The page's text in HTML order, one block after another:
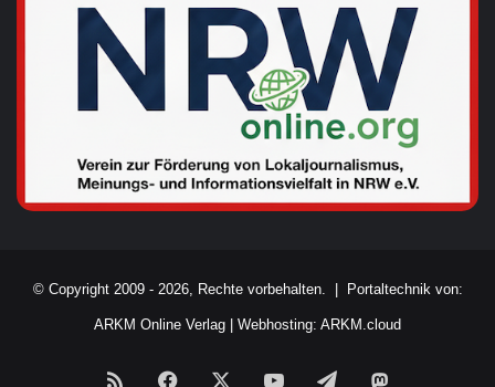
© Copyright 2009 - 2026, Rechte vorbehalten. | Portaltechnik von:
ARKM Online Verlag Webhosting: ARKM.cloud
RSS Facebook YouTubeTelegram